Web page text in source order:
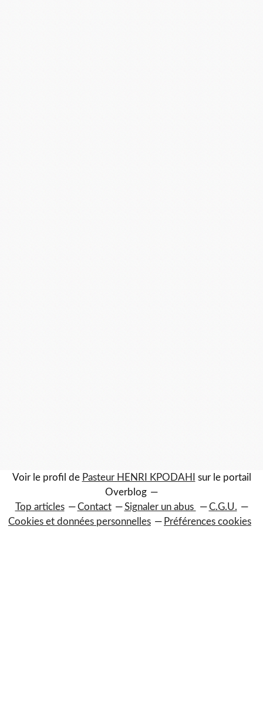
Voir le profil de Pasteur HENRI KPODAHI
sur le portail
Overblog
Top articles
Contact Signaler un abus
C.G.U.
Cookies et données personnelles
Préférences cookies